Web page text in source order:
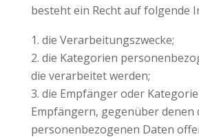
besteht ein Recht auf folgende
die Verarbeitungszwecke;
die Kategorien
die verarbeitet werden;
die Empfänger oder
Empfängern, gegenüber denen
personenbezogenen Daten